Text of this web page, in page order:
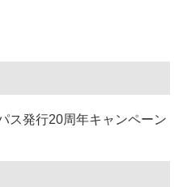
ス発行20周年キャンペーン